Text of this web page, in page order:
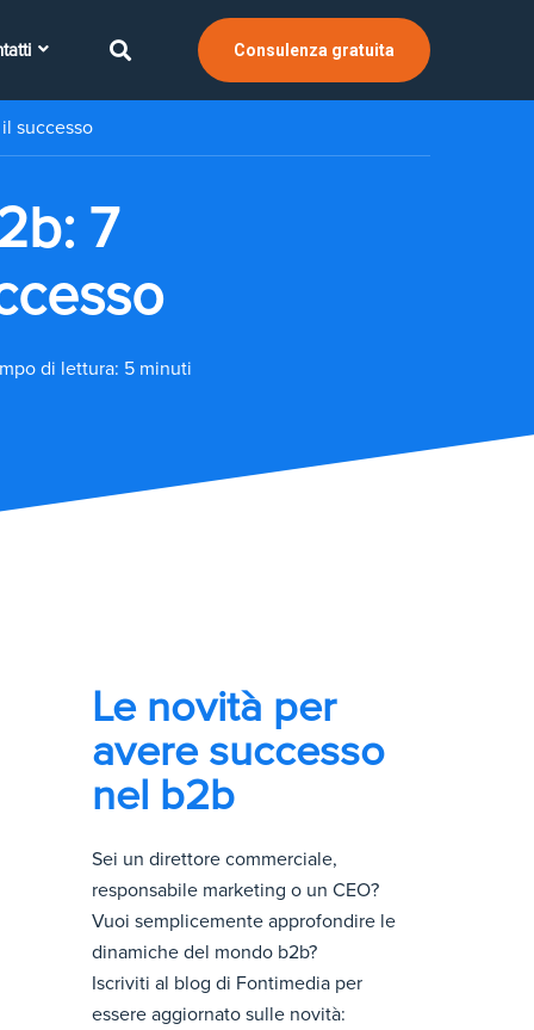
Consulenza gratuita
successo
7
di lettura: 5 minuti
Le novità per
avere successo
nel b2b
Sei un direttore commerciale,
responsabile marketing o un CEO?
Vuoi semplicemente approfondire le
dinamiche del mondo b2b?
Iscriviti al blog di Fontimedia per
essere aggiornato sulle novità: